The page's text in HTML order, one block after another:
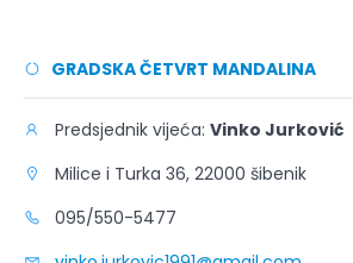
GRADSKA ČETVRT MANDALINA
Predsjednik vijeća: Vinko Jurković
Milice i Turka 36, 22000 šibenik
095/550-5477